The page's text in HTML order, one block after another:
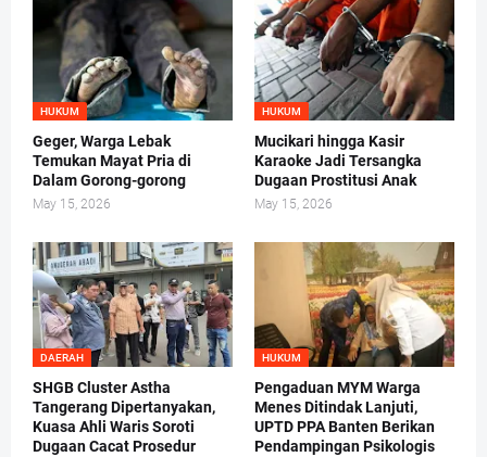
HUKUM
Geger, Warga Lebak
Temukan Mayat Pria di
Dalam Gorong-gorong
May 15, 2026
HUKUM
Mucikari hingga Kasir
Karaoke Jadi Tersangka
Dugaan Prostitusi Anak
May 15, 2026
DAERAH
SHGB Cluster Astha
Tangerang Dipertanyakan,
Kuasa Ahli Waris Soroti
Dugaan Cacat Prosedur
HUKUM
Pengaduan MYM Warga
Menes Ditindak Lanjuti,
UPTD PPA Banten Berikan
Pendampingan Psikologis